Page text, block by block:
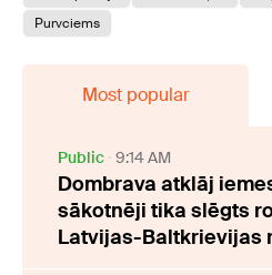
Purvciems
Most popular
Public 9:14 AM
Dombrava atklāj
sākotnēji tika slēgts
Latvijas-Baltkrievijas